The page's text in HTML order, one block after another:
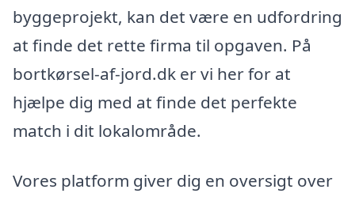
byggeprojekt, kan det være en udfordring
at finde det rette firma til opgaven. På
bortkørsel-af-jord.dk er vi her for at
hjælpe dig med at finde det perfekte
match i dit lokalområde.
Vores platform giver dig en oversigt over